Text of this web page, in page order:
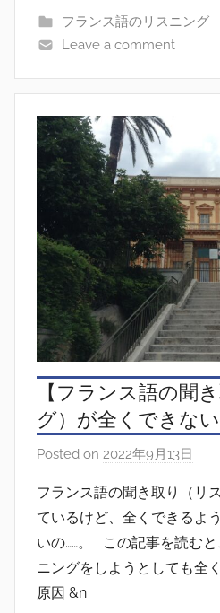
フランス語のリスニング
Leave a comment
【フランス語の聞
グ）が全くできない
Posted on 2022年9月13日
n
g
フランス語の聞き取り（リ
ているけど、全くできるよ
いの……。 この記事を読む
ニングをしようとしても全
原因 &n